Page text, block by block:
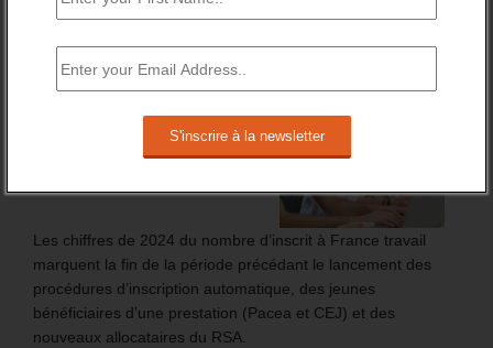
BRÈVES EMPLOI
FT : + 100 000 INSCRITS EN 2024
Les chiffres de 2024 du nombre d’inscrit à France travail
marquent la fin de la période précédant le lancement des
procédures d’inscription automatique, des jeunes
bénéficiaires d’une prestation (Pacea et CEJ) et des
nouveaux allocataires du RSA.